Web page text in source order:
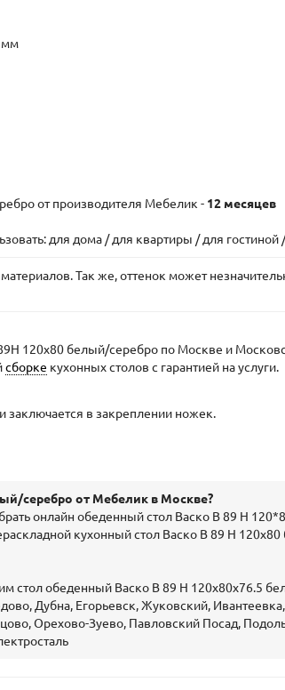
мм
от производителя Мебелик - 12 месяцев
для дома / для квартиры / для гостиной
Так же, оттенок может
120х80 белый/серебро по Москве и
сборке кухонных столов с гарантией на услуги.
заключается в закреплении ножек.
серебро от Мебелик в Москве?
онлайн обеденный стол Васко В 89 Н
кухонный стол Васко В 89 Н
стол обеденный Васко В 89 Н 120х80х76.5
Дубна, Егорьевск, Жуковский,
Орехово-Зуево, Павловский Посад,